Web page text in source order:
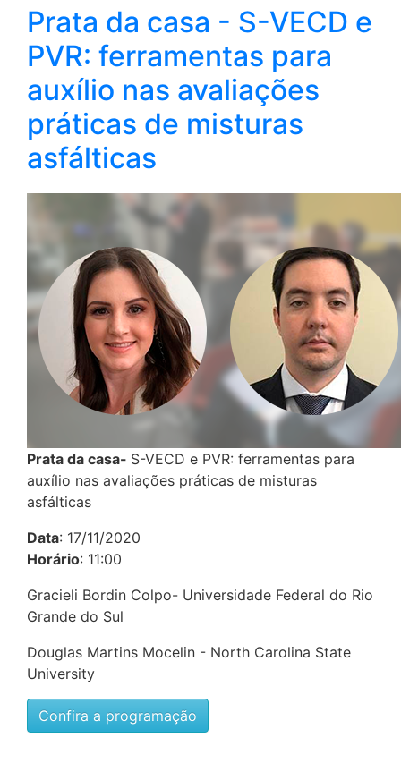
Prata da casa - S-VECD e
PVR: ferramentas para
auxílio nas avaliações
práticas de misturas
asfálticas
Prata da casa- S-VECD e PVR: ferramentas para
auxílio nas avaliações práticas de misturas
asfálticas
Data: 17/11/2020
Horário: 11:00
Gracieli Bordin Colpo- Universidade Federal do Rio
Grande do Sul
Douglas Martins Mocelin - North Carolina State
University
Confira a programação